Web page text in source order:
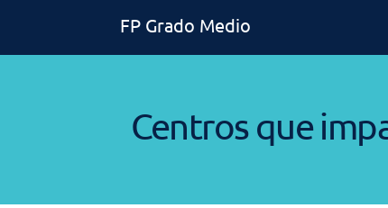
FP Grado Medio
Centros que